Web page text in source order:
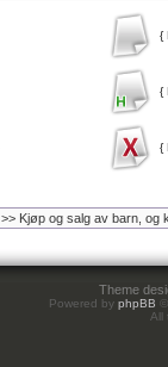
{
{
{
Theme
Powered by phpBB
All